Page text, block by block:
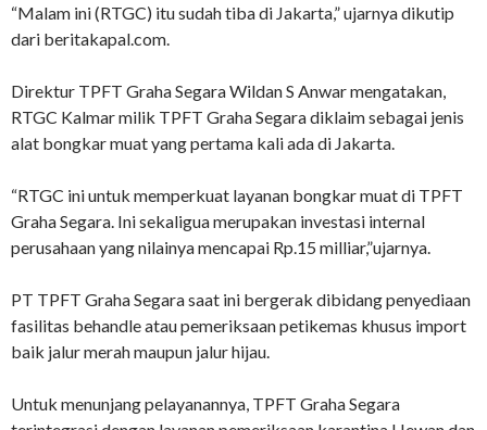
“Malam ini (RTGC) itu sudah tiba di Jakarta,” ujarnya dikutip
dari beritakapal.com.
Direktur TPFT Graha Segara Wildan S Anwar mengatakan,
RTGC Kalmar milik TPFT Graha Segara diklaim sebagai jenis
alat bongkar muat yang pertama kali ada di Jakarta.
“RTGC ini untuk memperkuat layanan bongkar muat di TPFT
Graha Segara. Ini sekaligua merupakan investasi internal
perusahaan yang nilainya mencapai Rp.15 milliar,”ujarnya.
PT TPFT Graha Segara saat ini bergerak dibidang penyediaan
fasilitas behandle atau pemeriksaan petikemas khusus import
baik jalur merah maupun jalur hijau.
Untuk menunjang pelayanannya, TPFT Graha Segara